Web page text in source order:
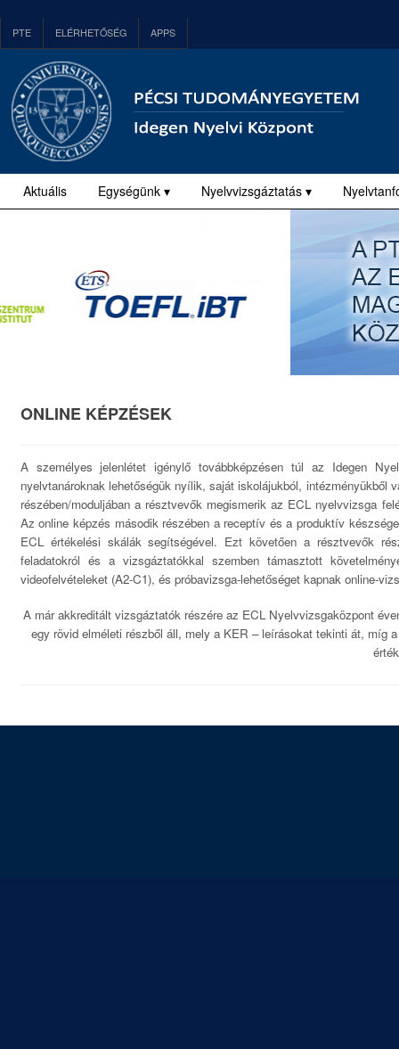
PTE ELÉRHETŐSÉG APPS
Aktuális Egységünk ▾ Nyelvvizsgáztatás ▾
ONLINE KÉPZÉSEK
A személyes jelenlétet igénylő továbbképzésen túl az Idegen
nyelvtanároknak lehetőségük nyílik, saját iskolájukból, intézményükből
részében/moduljában a résztvevők megismerik az ECL nyelvvizsga
Az online képzés második részében a receptív és a produktív
ECL értékelési skálák segítségével. Ezt követően a résztvevők
feladatokról és a vizsgáztatókkal szemben támasztott
videofelvételeket (A2-C1), és próbavizsga-lehetőséget kapnak online-
A már akkreditált vizsgáztatók részére az ECL Nyelvvizsgaközpont
egy rövid elméleti részből áll, mely a KER – leírásokat tekinti át, míg